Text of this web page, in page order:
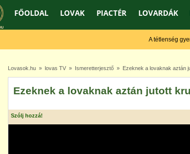
FŐOLDAL LOVAK PIACTÉR LOVARDÁK
A tétlenség
Lovasok.hu » lovas TV » Ismeretterjesztő » Ezeknek a lovaknak aztán
Ezeknek a lovaknak aztán jutott
Szólj hozzá!